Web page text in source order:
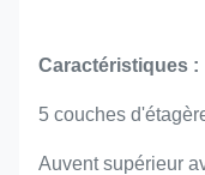
Caractéristiques :
5 couches
Auvent supérieur